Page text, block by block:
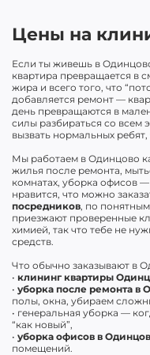
Цены на
Если ты живешь в
квартира превращается в
жира и всего того, что
добавляется ремонт —
день превращаются в
силы разбираться со
вызвать нормальных
Мы работаем в Одинцово
жилья после ремонта,
комнатах, уборка офисов
нравится, что можно
посредников, по
приезжают проверенные
химией, так что тебе не
средств.
Что обычно заказывают в
• клининг квартиры
• уборка после ремонта в
полы, окна, убираем
• генеральная уборка —
“как новый”,
• уборка офисов в
помещений.